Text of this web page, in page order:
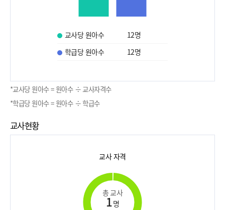
교사당 원아수 12명
학급당 원아수
12명
*교사당 원아수 = 원아수 ÷ 교사자격수
*학급당 원아수 = 원아수 ÷ 학급수
교사현황
교사 자격
총 교사
1명